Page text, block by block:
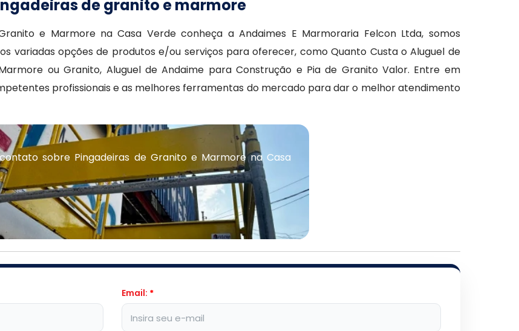
de granito e marmore
e Marmore na Casa Verde conheça a Andaimes E Marmoraria Felcon Ltda, somos
variadas opções de produtos e/ou serviços para oferecer, como Quanto Custa o Aluguel de
ou Granito, Aluguel de Andaime para Construção e Pia de Granito Valor. Entre em
profissionais e as melhores ferramentas do mercado para dar o melhor atendimento
sobre Pingadeiras de Granito e Marmore na Casa
Email: *